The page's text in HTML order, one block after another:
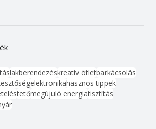
lakberendezéskreatív ötletbarkácsolás
elektronikahasznos tippek
tetőmegújuló energiatisztítás